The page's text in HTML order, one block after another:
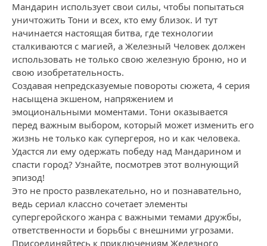
Мандарин использует свои силы, чтобы попытаться
уничтожить Тони и всех, кто ему близок. И тут
начинается настоящая битва, где технологии
сталкиваются с магией, а Железный Человек должен
использовать не только свою железную броню, но и
свою изобретательность.
Создавая непредсказуемые повороты сюжета, 4 серия
насыщена экшеном, напряжением и
эмоциональными моментами. Тони оказывается
перед важным выбором, который может изменить его
жизнь не только как супергероя, но и как человека.
Удастся ли ему одержать победу над Мандарином и
спасти город? Узнайте, посмотрев этот волнующий
эпизод!
Это не просто развлекательно, но и познавательно,
ведь сериал классно сочетает элементы
супергеройского жанра с важными темами дружбы,
ответственности и борьбы с внешними угрозами.
Присоединяйтесь к приключениям Железного